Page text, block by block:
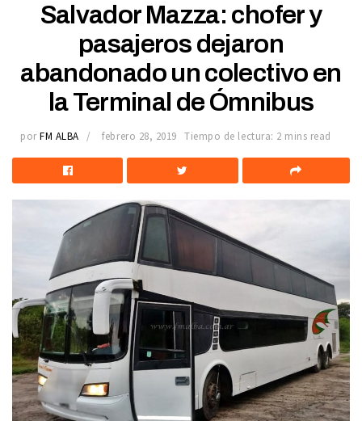
Salvador Mazza: chofer y
pasajeros dejaron
abandonado un colectivo en
la Terminal de Ómnibus
por FM ALBA febrero 28, 2019 Tiempo de lectura: 2 mins read